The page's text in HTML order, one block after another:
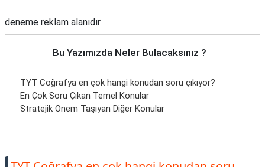
deneme reklam alanıdır
Bu Yazımızda Neler Bulacaksınız ?
TYT Coğrafya en çok hangi konudan soru çıkıyor?
En Çok Soru Çıkan Temel Konular
Stratejik Önem Taşıyan Diğer Konular